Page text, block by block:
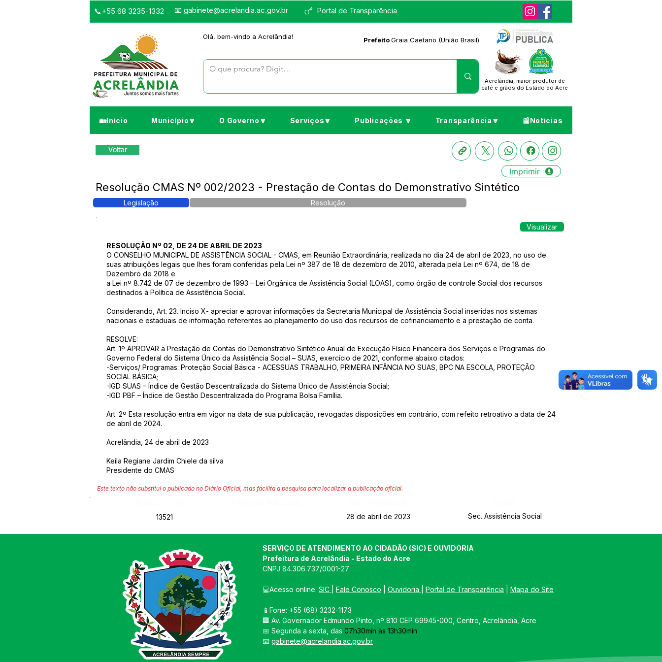
Portal de Transparência
📞+55 68 3235-1332 📧 gabinete@acrelandia.ac.gov.br
Olá, bem-vindo a Acrelândia! PrefeitoGraia Caetano (União Brasil)
Acrelândia, maior produtor de
café e grãos do Estado do Acre
🏡Início Município🔽 O Governo🔽 Serviços🔽 Publicações 🔽 Transparência🔽 📰Notícias
Voltar
Imprimir
Resolução CMAS Nº 002/2023 - Prestação de Contas do Demonstrativo Sintético
Legislação Resolução
Visualizar
RESOLUÇÃO Nº 02, DE 24 DE ABRIL DE 2023
O CONSELHO MUNICIPAL DE ASSISTÊNCIA SOCIAL - CMAS, em Reunião Extraordinária, realizada no dia 24 de abril de 2023, no uso de
suas atribuições legais que lhes foram conferidas pela Lei nº 387 de 18 de dezembro de 2010, alterada pela Lei nº 674, de 18 de
Dezembro de 2018 e
a Lei nº 8.742 de 07 de dezembro de 1993 – Lei Orgânica de Assistência Social (LOAS), como órgão de controle Social dos recursos
destinados à Política de Assistência Social.
Considerando, Art. 23. Inciso X- apreciar e aprovar informações da Secretaria Municipal de Assistência Social inseridas nos sistemas
nacionais e estaduais de informação referentes ao planejamento do uso dos recursos de cofinanciamento e a prestação de conta.
RESOLVE:
Art. 1º APROVAR a Prestação de Contas do Demonstrativo Sintético Anual de Execução Físico Financeira dos Serviços e Programas do
Governo Federal do Sistema Único da Assistência Social – SUAS, exercício de 2021, conforme abaixo citados:
-Serviços/ Programas: Proteção Social Básica - ACESSUAS TRABALHO, PRIMEIRA INFÂNCIA NO SUAS, BPC NA ESCOLA, PROTEÇÃO
SOCIAL BÁSICA;
-IGD SUAS – Índice de Gestão Descentralizada do Sistema Único de Assistência Social;
-IGD PBF – Índice de Gestão Descentralizada do Programa Bolsa Família.
Art. 2º Esta resolução entra em vigor na data de sua publicação, revogadas disposições em contrário, com refeito retroativo a data de 24
de abril de 2024.
Acrelândia, 24 de abril de 2023
Keila Regiane Jardim Chiele da silva
Presidente do CMAS
Este texto não substitui o publicado no Diário Oficial, mas facilita a pesquisa para localizar a publicação oficial.
13521
28 de abril de 2023 Sec. Assistência Social
SERVIÇO DE ATENDIMENTO AO CIDADÃO (SIC) E OUVIDORIA
Prefeitura de Acrelândia - Estado do Acre
CNPJ 84.306.737/0001-27
💻Acesso online: SIC Fale Conosco Ouvidoria Portal de Transparência Mapa do Site
📱Fone: +55 (68) 3232-1173
🏢 Av. Governador Edmundo Pinto, nº 810 CEP 69945-000, Centro, Acrelândia, Acre
📅 Segunda a sexta, das 07h30min às 13h30min
📧 gabinete@acrelandia.ac.gov.br